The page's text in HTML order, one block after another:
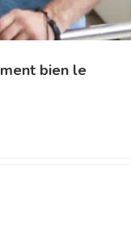
bien le